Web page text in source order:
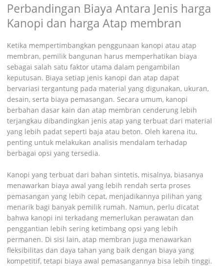
Perbandingan Biaya Antara Jenis harga
Kanopi dan harga Atap membran
Ketika mempertimbangkan penggunaan kanopi atau atap
membran, pemilik bangunan harus memperhatikan biaya
sebagai salah satu faktor utama dalam pengambilan
keputusan. Biaya setiap jenis kanopi dan atap dapat
bervariasi tergantung pada material yang digunakan, ukuran,
desain, serta biaya pemasangan. Secara umum, kanopi
berbahan dasar kain dan atap membran cenderung lebih
terjangkau dibandingkan jenis atap yang terbuat dari material
yang lebih padat seperti baja atau beton. Oleh karena itu,
penting untuk melakukan analisis mendalam terhadap
berbagai opsi yang tersedia.
Kanopi yang terbuat dari bahan sintetis, misalnya, biasanya
menawarkan biaya awal yang lebih rendah serta proses
pemasangan yang lebih cepat, menjadikannya pilihan yang
menarik bagi banyak pemilik rumah. Namun, perlu dicatat
bahwa kanopi ini terkadang memerlukan perawatan dan
penggantian lebih sering ketimbang opsi yang lebih
permanen. Di sisi lain, atap membran juga menawarkan
fleksibilitas dan daya tahan yang baik dengan biaya yang
kompetitif, tetapi biaya awal pemasangannya bisa lebih tinggi.